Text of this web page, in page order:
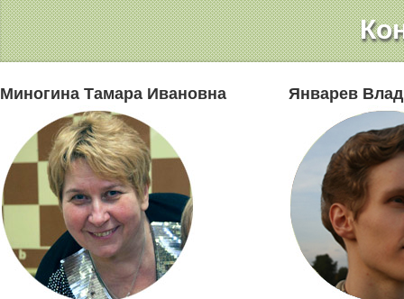
Миногина Тамара Ивановна Январев